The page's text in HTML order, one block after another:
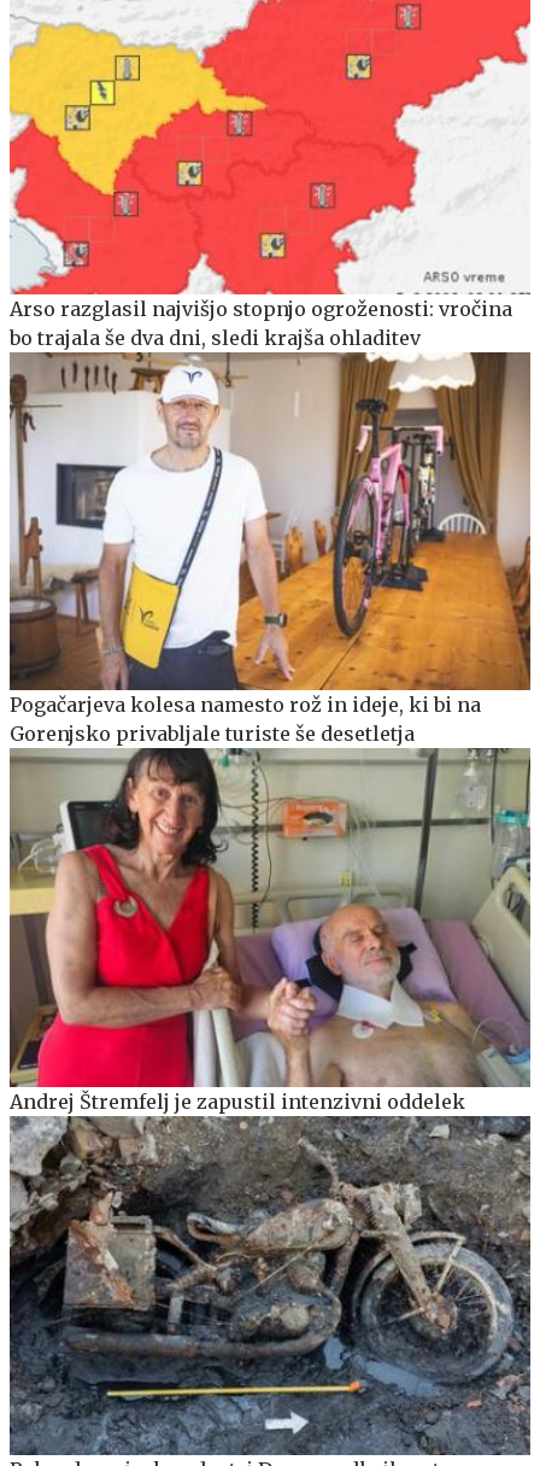
Arso razglasil najvišjo stopnjo ogroženosti: vročina
bo trajala še dva dni, sledi krajša ohladitev
Pogačarjeva kolesa namesto rož in ideje, ki bi na
Gorenjsko privabljale turiste še desetletja
Andrej Štremfelj je zapustil intenzivni oddelek